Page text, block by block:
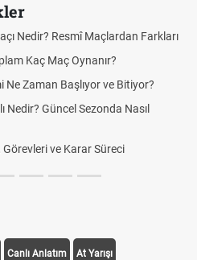
Nedir? Resmî Maçlardan Farkları
Kaç Maç Oynanır?
Ne Zaman Başlıyor ve Bitiyor?
Nedir? Güncel Sezonda Nasıl
Görevleri ve Karar Süreci
Canlı Anlatım At Yarışı